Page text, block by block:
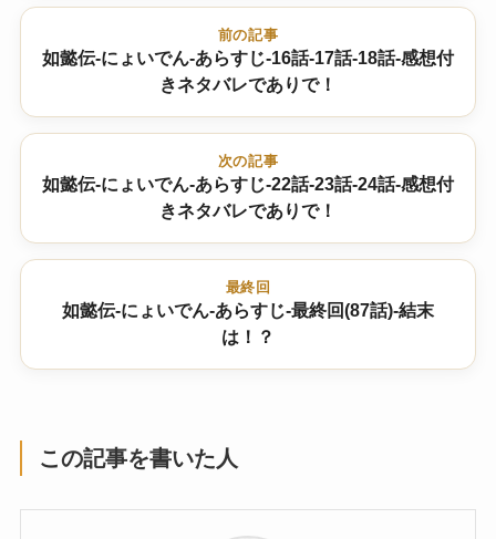
前の記事
如懿伝-にょいでん-あらすじ-16話-17話-18話-感想付
きネタバレでありで！
次の記事
如懿伝-にょいでん-あらすじ-22話-23話-24話-感想付
きネタバレでありで！
最終回
如懿伝-にょいでん-あらすじ-最終回(87話)-結末
は！？
この記事を書いた人